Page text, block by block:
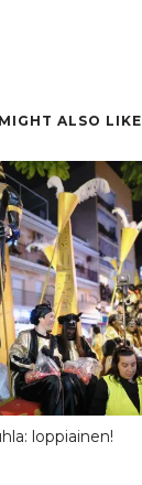
ALSO LIKE
loppiainen!